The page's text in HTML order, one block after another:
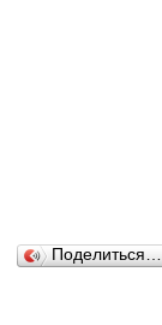
Поделиться…